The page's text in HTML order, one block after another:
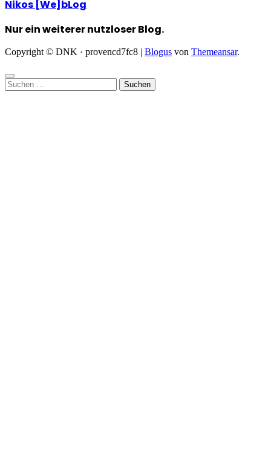
Nikos [We]bLog
Nur ein weiterer nutzloser Blog.
Copyright © DNK · provencd7fc8 | Blogus von Themeansar.
Suchen
nach: